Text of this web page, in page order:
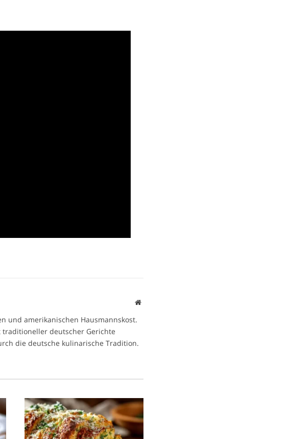
Website
und amerikanischen Hausmannskost.
deutscher Gerichte
die deutsche kulinarische Tradition.